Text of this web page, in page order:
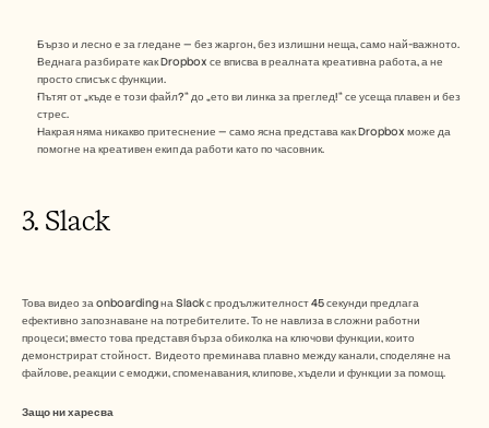
Бързо и лесно е за гледане — без жаргон, без излишни неща, само най-важното.
Веднага разбирате как Dropbox се вписва в реалната креативна работа, а не
просто списък с функции.
Пътят от „къде е този файл?“ до „ето ви линка за преглед!“ се усеща плавен и без
стрес.
Накрая няма никакво притеснение — само ясна представа как Dropbox може да
помогне на креативен екип да работи като по часовник.
3. Slack
Това видео за onboarding на Slack с продължителност 45 секунди предлага
ефективно запознаване на потребителите. То не навлиза в сложни работни
процеси; вместо това представя бърза обиколка на ключови функции, които
демонстрират стойност.  Видеото преминава плавно между канали, споделяне на
файлове, реакции с емоджи, споменавания, клипове, хъдели и функции за помощ.
Защо ни харесва